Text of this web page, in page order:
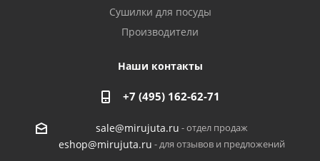
Сушилки для посуды
Производители
Наши контакты
+7 (495) 162-62-71
sale@mirujuta.ru - отдел продаж
eshop@mirujuta.ru - для отзывов и предложений